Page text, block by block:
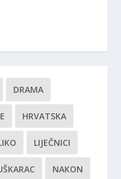
DRAMA
HRVATSKA
LIJEČNICI
NAKON